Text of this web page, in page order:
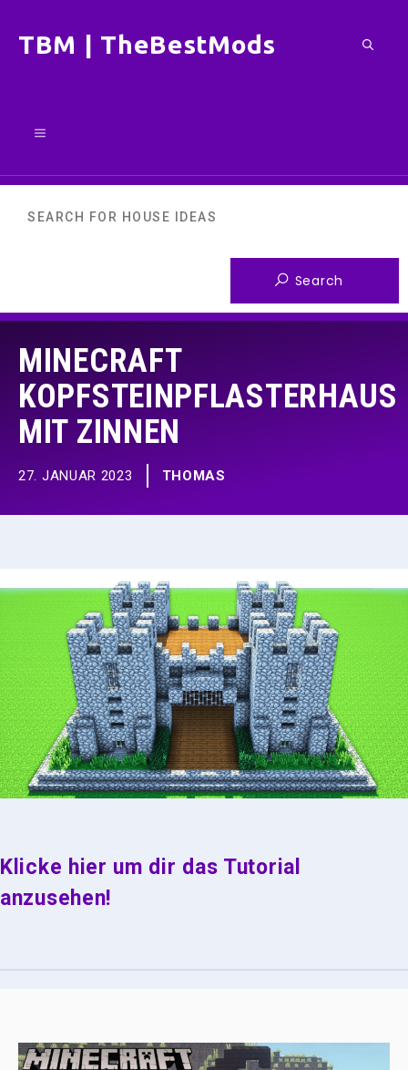
Inhalt
TBM | TheBestMods
Menü
MINECRAFT
KOPFSTEINPFLASTERHAUS
MIT ZINNEN
27. JANUAR 2023 THOMAS
Klicke hier um dir das Tutorial
anzusehen!